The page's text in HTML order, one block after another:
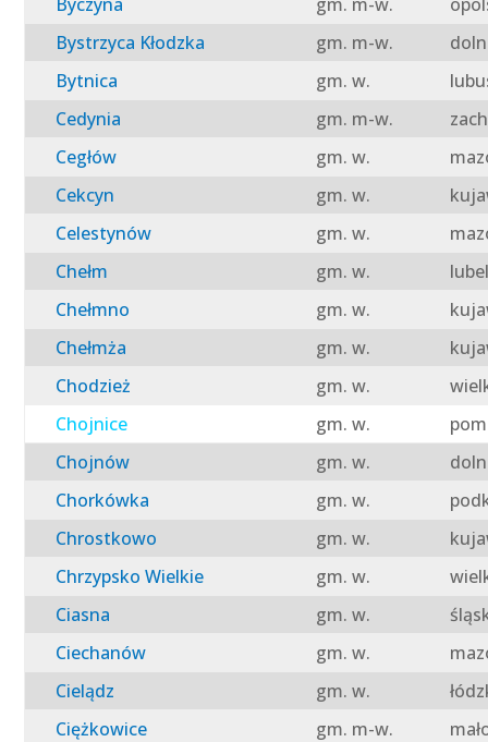
Bystrzyca Kłodzka
gm. m-w.
Bytnica
gm. w.
Cedynia
gm. m-w.
Cegłów
gm. w.
Cekcyn
gm. w.
Celestynów
gm. w.
Chełm
gm. w.
Chełmno
gm. w.
Chełmża
gm. w.
Chodzież
gm. w.
Chojnice
gm. w.
Chojnów
gm. w.
Chorkówka
gm. w.
Chrostkowo
gm. w.
Chrzypsko Wielkie
gm. w.
Ciasna
gm. w.
Ciechanów
gm. w.
Cielądz
gm. w.
Ciężkowice
gm. m-w.